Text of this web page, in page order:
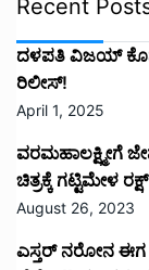
Recent
ದಳಪತಿ ವಿಜಯ್‌
ರಿಲೀಸ್!
April 1, 2025
ವರಮಹಾಲಕ್ಷ್ಮೀಗೆ
ಚಿತ್ರಕ್ಕೆ ಗಟ್ಟಿಮೇಳ
August 26, 2023
ಎಸ್ತರ್ ನರೋನ